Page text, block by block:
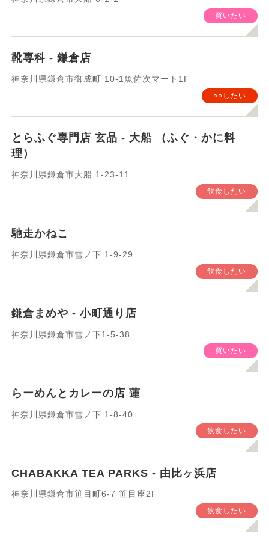
買いたい
靴専科 - 鎌倉店
神奈川県鎌倉市御成町 10-1魚佐次マート1F
○○したい
とらふぐ専門店 玄品 - 大船 （ふぐ・かに料
理）
神奈川県鎌倉市大船 1-23-11
飲食したい
馳走かねこ
神奈川県鎌倉市雪ノ下 1-9-29
飲食したい
鎌倉まめや - 小町通り店
神奈川県鎌倉市雪ノ下1-5-38
買いたい
らーめんとカレーの店 蓮
神奈川県鎌倉市雪ノ下 1-8-40
飲食したい
CHABAKKA TEA PARKS - 由比ヶ浜店
神奈川県鎌倉市笹目町6-7 笹目座2F
飲食したい